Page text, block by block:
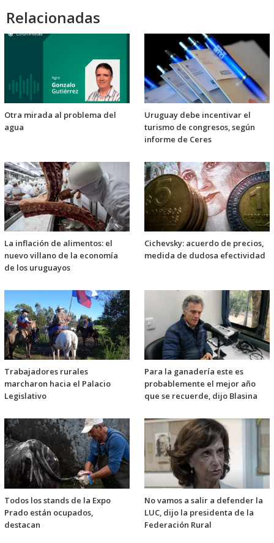
Relacionadas
Otra mirada al problema del
agua
Uruguay debe incentivar el
turismo de congresos, según
informe de Ceres
La inflación de alimentos: el
nuevo villano de la economía
de los uruguayos
Cichevsky: acuerdo de precios,
medida de dudosa efectividad
Trabajadores rurales
marcharon hacia el Palacio
Legislativo
Para la ganadería este es
probablemente el mejor año
que se recuerde, dijo Blasina
Todos los stands de la Expo
Prado están ocupados,
destacan
No vamos a salir a defender la
LUC, dijo la presidenta de la
Federación Rural